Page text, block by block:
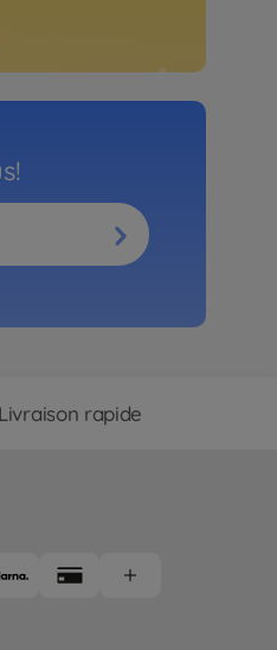
Livraison rapide